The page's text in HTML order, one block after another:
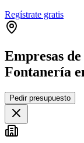
Regístrate gratis
Empresas
Fontanería
+
−
Pedir presupuesto